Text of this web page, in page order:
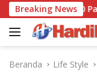
Langsung
ke
konten
Breaking News
90 Pasgat
Beranda Life Style